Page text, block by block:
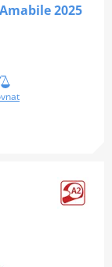
Amabile 2025